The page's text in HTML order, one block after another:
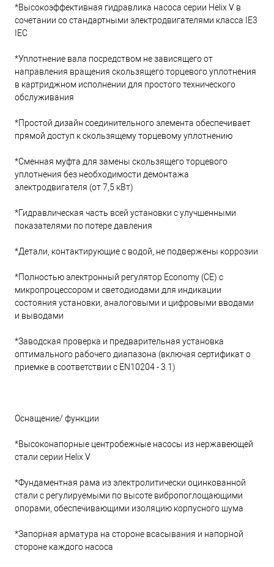
*Высокоэффективная гидравлика насоса серии Helix V в
сочетании со стандартными электродвигателями класса IE3
IEC
*Уплотнение вала посредством не зависящего от
направления вращения скользящего торцевого уплотнения
в картриджном исполнении для простого технического
обслуживания
*Простой дизайн соединительного элемента обеспечивает
прямой доступ к скользящему торцевому уплотнению
*Сменная муфта для замены скользящего торцевого
уплотнения без необходимости демонтажа
электродвигателя (от 7,5 кВт)
*Гидравлическая часть всей установки с улучшенными
показателями по потере давления
*Детали, контактирующие с водой, не подвержены коррозии
*Полностью электронный регулятор Economy (CE) с
микропроцессором и светодиодами для индикации
состояния установки, аналоговыми и цифровыми вводами
и выводами
*Заводская проверка и предварительная установка
оптимального рабочего диапазона (включая сертификат о
приемке в соответствии с EN10204 - 3.1)
Оснащение/ функции
*Высоконапорные центробежные насосы из нержавеющей
стали серии Helix V
*Фундаментная рама из электролитически оцинкованной
стали с регулируемыми по высоте вибропоглощающими
опорами, обеспечивающими изоляцию корпусного шума
*Запорная арматура на стороне всасывания и напорной
стороне каждого насоса